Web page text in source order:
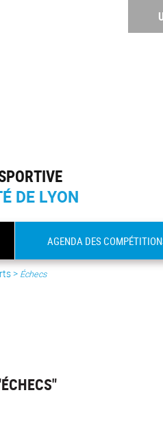
DE LYON
AGENDA DES
> Échecs